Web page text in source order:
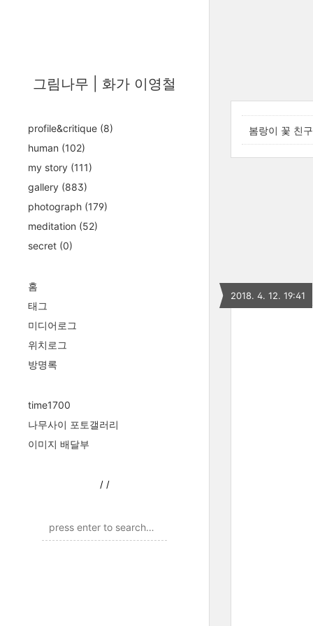
그림나무 | 화가 이영철
profile&critique (8)
human (102)
my story (111)
gallery (883)
photograph (179)
meditation (52)
secret (0)
홈
태그
미디어로그
위치로그
방명록
time1700
나무사이 포토갤러리
이미지 배달부
/ /
봄랑이 꽃 친구
2018. 4. 12. 19:41